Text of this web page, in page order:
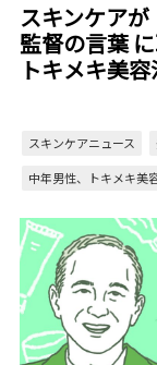
スキンケア
監督の言葉
トキメキ美
スキンケアニュース
中年男性、トキメキ美